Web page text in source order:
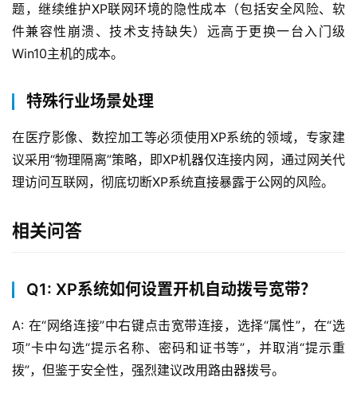
首
页
产
与
服
务
互
联
动
态
题，继续维护XP联网环境的隐性成本（包括安全风险、软
件兼容性崩溃、技术支持缺失）远高于更换一台入门级
Win10主机的成本。
特殊行业场景处理
在医疗影像、数控加工等必须使用XP系统的领域，专家建
议采用“物理隔离”策略，即XP机器仅连接内网，通过网关代
理访问互联网，彻底切断XP系统直接暴露于公网的风险。
相关问答
Q1: XP系统如何设置开机自动拨号宽带？
A: 在“网络连接”中右键点击宽带连接，选择“属性”，在“选
项”卡中勾选“提示名称、密码和证书等”，并取消“提示重
拨”，但鉴于安全性，强烈建议改用路由器拨号。